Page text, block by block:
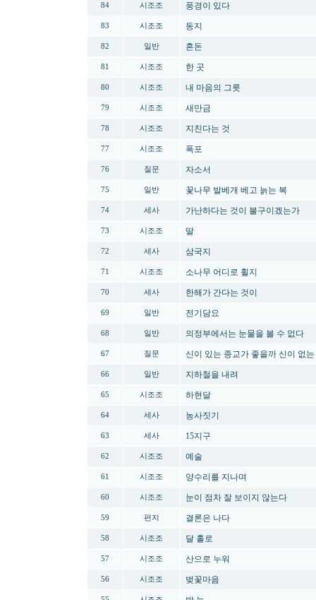
84 시조조 풍경이 있다
83 시조조 동지
82 일반 혼돈
81 시조조 한 곳
80 시조조 내 마음의 그릇
79 시조조 새만금
78 시조조 지친다는 것
77 시조조 폭포
76 질문 자소서
75 일반 꽃나무 발베개 베고 늙는 복
74 세사 가난하다는 것이 불구이겠는가
73 시조조 딸
72 세사 삼국지
71 시조조 소나무 어디로 휠지
70 세사 한해가 간다는 것이
69 일반 전기담요
68 일반 의정부에서는 눈물을 볼 수 없다
67 질문 신이 있는 종교가 좋을까 신이 없
66 일반 지하철을 내려
65 시조조 하현달
64 세사 농사짓기
63 세사 15지구
62 시조조 예술
61 시조조 양수리를 지나며
60 시조조 눈이 점차 잘 보이지 않는다
59 편지 결론은 나다
58 시조조 달 홀로
57 시조조 산으로 누워
56 시조조 벚꽃마음